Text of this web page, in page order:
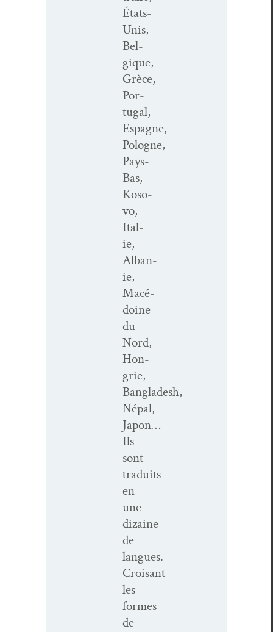
États-
Unis,
Bel­
gique,
Grèce,
Por­
tu­gal,
Espagne,
Pologne,
Pays-
Bas,
Koso­
vo,
Ital­
ie,
Alban­
ie,
Macé­
doine
du
Nord,
Hon­
grie,
Bangladesh,
Népal,
Japon…
Ils
sont
traduits
en
une
dizaine
de
langues.
Croisant
les
formes
de